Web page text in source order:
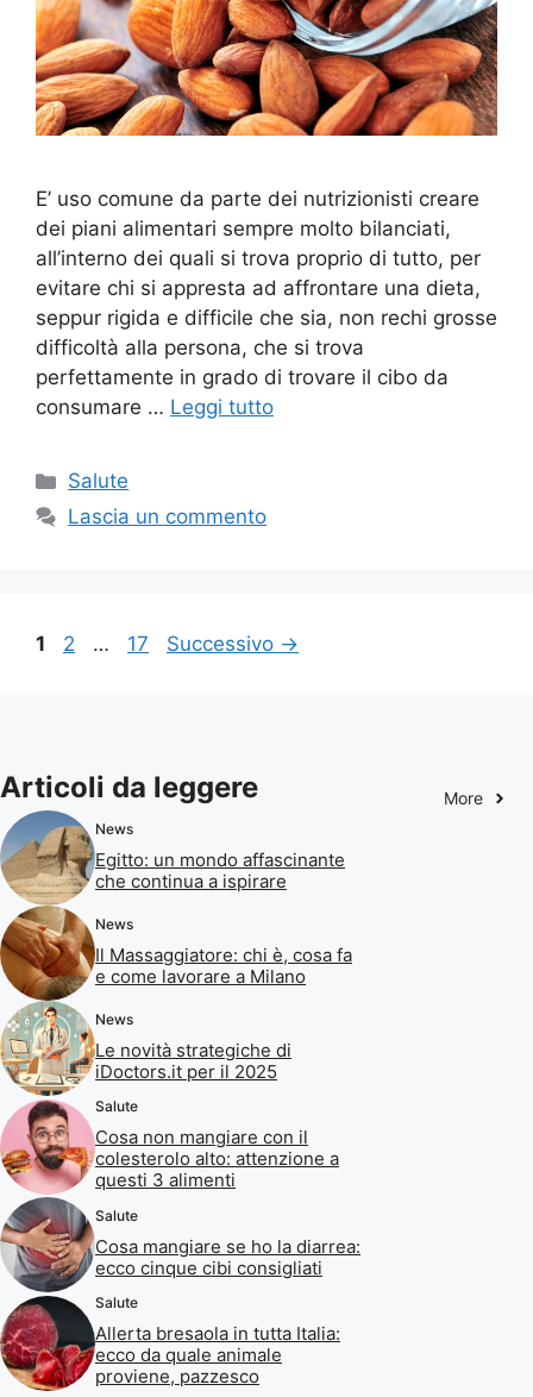
E’ uso comune da parte dei nutrizionisti creare
dei piani alimentari sempre molto bilanciati,
all’interno dei quali si trova proprio di tutto, per
evitare chi si appresta ad affrontare una dieta,
seppur rigida e difficile che sia, non rechi grosse
difficoltà alla persona, che si trova
perfettamente in grado di trovare il cibo da
consumare … Leggi tutto
Categorie
Salute
Lascia un commento
Pagina
1 Pagina
2 … Pagina
17 Successivo →
Articoli da leggere More
News
Egitto: un mondo affascinante
che continua a ispirare
News
Il Massaggiatore: chi è, cosa fa
e come lavorare a Milano
News
Le novità strategiche di
iDoctors.it per il 2025
Salute
Cosa non mangiare con il
colesterolo alto: attenzione a
questi 3 alimenti
Salute
Cosa mangiare se ho la diarrea:
ecco cinque cibi consigliati
Salute
Allerta bresaola in tutta Italia:
ecco da quale animale
proviene, pazzesco